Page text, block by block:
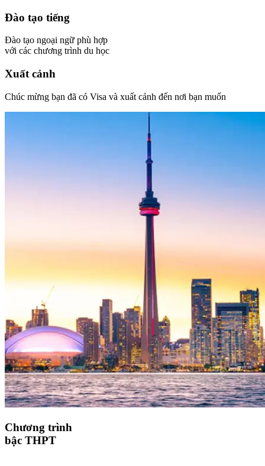
Đào tạo tiếng
Đào tạo ngoại ngữ phù hợp
với các chương trình du học
Xuất cảnh
Chúc mừng bạn đã có Visa và xuất cảnh đến nơi bạn muốn
Chương trình
bậc THPT